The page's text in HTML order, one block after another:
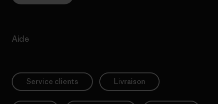
Aide
Service clients Livraison